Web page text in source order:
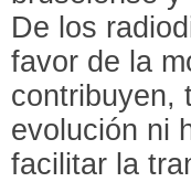
De los
favor de la
contribuyen,
evolución ni
facilitar la